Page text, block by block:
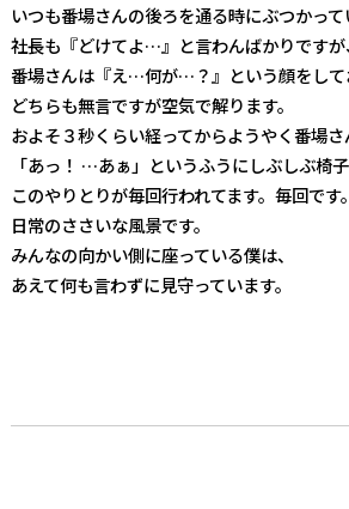
いつも番場さんの後ろを通る時にぶつかって
社長も『どけてよ…』と言わんばかりですが、
番場さんは『え…何が…？』という顔をして
どちらも無言ですが空気で解ります。
およそ３秒くらい経ってからようやく番場
「あっ！ …あぁ」というふうにしぶしぶ椅
このやりとりが毎回行われてます。毎回です。
日常のささいな風景です。
みんなの向かい側に座っている僕は、
あえて何も言わずに見守っています。